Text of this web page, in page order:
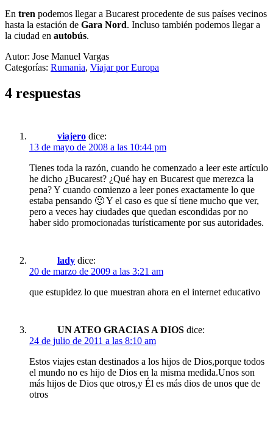
En tren podemos llegar a Bucarest procedente de sus países vecinos
hasta la estación de Gara Nord. Incluso también podemos llegar a
la ciudad en autobús.
Autor: Jose Manuel Vargas
Categorías: Rumania, Viajar por Europa
4 respuestas
viajero dice:
13 de mayo de 2008 a las 10:44 pm
Tienes toda la razón, cuando he comenzado a leer este artículo
he dicho ¿Bucarest? ¿Qué hay en Bucarest que merezca la
pena? Y cuando comienzo a leer pones exactamente lo que
estaba pensando 🙂 Y el caso es que sí tiene mucho que ver,
pero a veces hay ciudades que quedan escondidas por no
haber sido promocionadas turísticamente por sus autoridades.
lady dice:
20 de marzo de 2009 a las 3:21 am
que estupidez lo que muestran ahora en el internet educativo
UN ATEO GRACIAS A DIOS dice:
24 de julio de 2011 a las 8:10 am
Estos viajes estan destinados a los hijos de Dios,porque todos
el mundo no es hijo de Dios en la misma medida.Unos son
más hijos de Dios que otros,y Él es más dios de unos que de
otros